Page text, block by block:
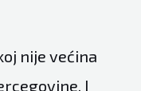
nije većina
I